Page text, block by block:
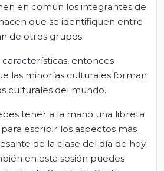
en común los integrantes de
que se identifiquen entre
de otros grupos.
características, entonces
las minorías culturales forman
culturales del mundo.
tener a la mano una libreta
escribir los aspectos más
de la clase del día de hoy.
en esta sesión puedes